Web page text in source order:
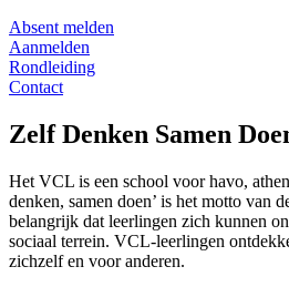
Absent melden
Aanmelden
Rondleiding
Contact
Zelf Denken Samen
Het VCL is een school voor havo,
denken, samen doen’ is het motto van
belangrijk dat leerlingen zich kunnen
sociaal terrein. VCL-leerlingen
zichzelf en voor anderen.